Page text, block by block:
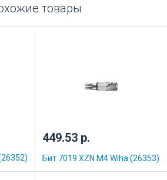
товары
449.53 р.
Бит 7019 XZN M4 Wiha (26353)